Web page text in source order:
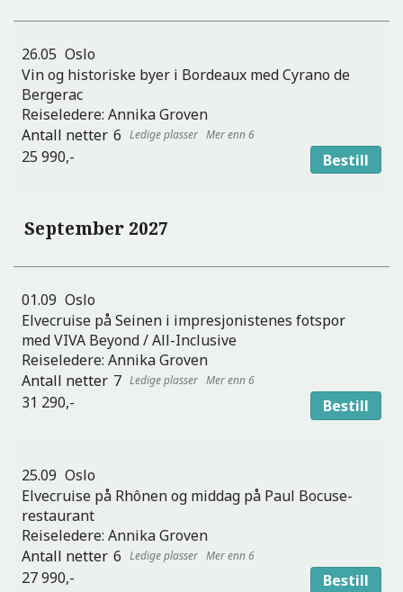
26.05 Oslo
Vin og historiske byer i Bordeaux med Cyrano de
Bergerac
Reiseledere: Annika Groven
6
Mer enn 6
25 990,- Bestill
September 2027
01.09 Oslo
Elvecruise på Seinen i impresjonistenes fotspor
med VIVA Beyond / All-Inclusive
Reiseledere: Annika Groven
7
Mer enn 6
31 290,- Bestill
25.09 Oslo
Elvecruise på Rhônen og middag på Paul Bocuse-
restaurant
Reiseledere: Annika Groven
6
Mer enn 6
27 990,- Bestill